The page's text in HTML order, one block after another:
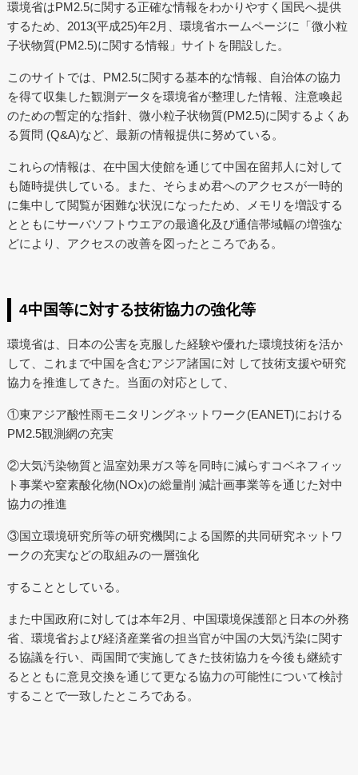
環境省はPM2.5に関する正確な情報をわかりやすく国民へ提供
するため、2013(平成25)年2月、環境省ホームページに「微小粒
子状物質(PM2.5)に関する情報」サイトを開設した。
このサイトでは、PM2.5に関する基本的な情報、自治体の協力
を得て収集した観測データを環境省が整理した情報、注意喚起
のための暫定的な指針、微小粒子状物質(PM2.5)に関するよくあ
る質問 (Q&A)など、最新の情報提供に努めている。
これらの情報は、在中国大使館を通じて中国在留邦人に対して
も随時提供している。また、そらまめ君へのアクセスが一時的
に集中して閲覧が困難な状況になったため、メモリを増設する
とともにサーバソフトウエアの最適化及び通信帯域幅の増強な
どにより、アクセスの改善を図ったところである。
4中国等に対する技術協力の強化等
環境省は、日本の公害を克服した経験や優れた環境技術を活か
して、これまで中国を含むアジア諸国に対 して技術支援や研究
協力を推進してきた。当面の対応として、
①東アジア酸性雨モニタリングネットワーク(EANET)における
PM2.5観測網の充実
②大気汚染物質と温室効果ガス等を同時に減らすコベネフィッ
ト事業や窒素酸化物(NOx)の総量削 減計画事業等を通じた対中
協力の推進
③国立環境研究所等の研究機関による国際的共同研究ネットワ
ークの充実などの取組みの一層強化
することとしている。
また中国政府に対しては本年2月、中国環境保護部と日本の外務
省、環境省および経済産業省の担当官が中国の大気汚染に関す
る協議を行い、両国間で実施してきた技術協力を今後も継続す
るとともに意見交換を通じて更なる協力の可能性について検討
することで一致したところである。